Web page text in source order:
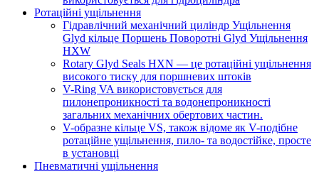
Ротаційні ущільнення
Гідравлічний механічний циліндр Ущільнення
Glyd кільце Поршень Поворотні Glyd Ущільнення
HXW
Rotary Glyd Seals HXN — це ротаційні ущільнення
високого тиску для поршневих штоків
V-Ring VA використовується для
пилонепроникності та водонепроникності
загальних механічних обертових частин.
V-образне кільце VS, також відоме як V-подібне
ротаційне ущільнення, пило- та водостійке, просте
в установці
Пневматичні ущільнення